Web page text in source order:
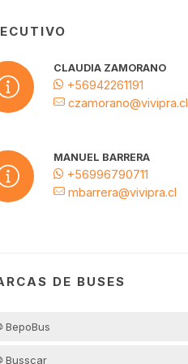
CLAUDIA ZAMORANO
+56942261191
czamorano@vivipra.cl
MANUEL BARRERA
+56996790711
mbarrera@vivipra.cl
DE BUSES
BepoBus
Busscar